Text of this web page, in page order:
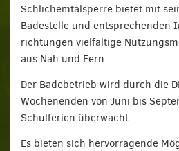
Schlichemtalsperre bietet mit
Badestelle und
richtungen viel­fältige
aus Nah und Fern.
Der Badebetrieb wird durch die
Wochenenden von Juni bis
Schulferien überwacht.
Es bieten sich hervorragende